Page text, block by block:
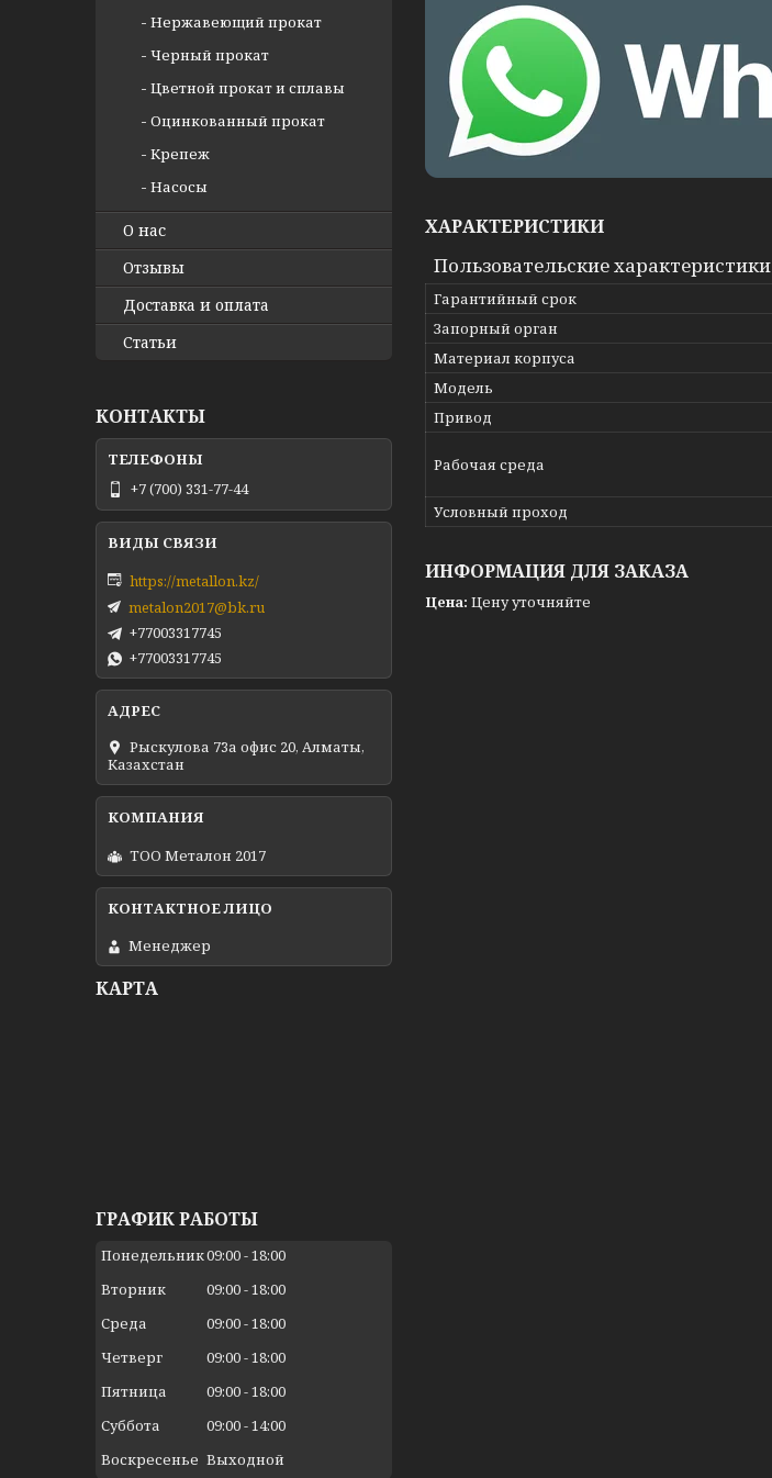
ХАРАКТЕРИСТИКИ
Пользовательские характеристики
Гарантийный срок
Запорный орган
Материал корпуса
Модель
Привод
Рабочая среда
Условный проход
ИНФОРМАЦИЯ ДЛЯ ЗАКАЗА
Цена: Цену уточняйте
Нержавеющий прокат
Черный прокат
Цветной прокат и сплавы
Оцинкованный прокат
Крепеж
Насосы
О нас
Отзывы
Доставка и оплата
Статьи
КОНТАКТЫ
+7 (700) 331-77-44
https://metallon.kz/
metalon2017@bk.ru
+77003317745
+77003317745
Рыскулова 73а офис 20, Алматы,
Казахстан
ТОО Металон 2017
Менеджер
КАРТА
ГРАФИК РАБОТЫ
Понедельник09:00 18:00
Вторник
09:00 18:00
Среда
09:00 18:00
Четверг
09:00 18:00
Пятница
09:00 18:00
Суббота
09:00 14:00
Воскресенье Выходной